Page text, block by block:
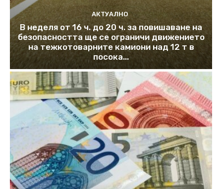
АКТУАЛНО
В неделя от 16 ч. до 20 ч. за повишаване на
безопасността ще се ограничи движението
на тежкотоварните камиони над 12 т в
посока...